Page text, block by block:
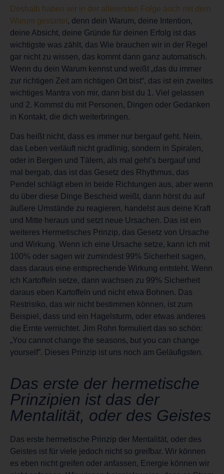
Deshalb haben wir in der allerersten Folge auch mit dem
Warum gestartet, denn dein Warum, deine Intention,
deine Absicht, deine Gründe für deinen Erfolg ist das
wichtigste was zählt, das Wie brauchen wir in der Regel
gar nicht zu wissen, das kommt dann ganz automatisch.
Wenn du dein Warum kennst und weißt „das du immer
zur richtigen Zeit am richtigen Ort bist“, das ist ein zweites
wichtiges Mantra von mir, dann bist du 1. Viel gelassen
und 2. Kommst du mit Personen, Dingen oder Gedanken
in Kontakt, die dich weiterbringen.
Das heißt nicht, dass es immer nur bergauf geht. Nein,
das Leben verläuft nicht gradlinig, sondern in Spiralen,
oder in Bergen und Tälern, als mal geht’s bergauf und
mal bergab, das ist das Gesetz des Rhythmus, das
Pendel schlägt eben in beide Richtungen aus, aber wenn
du über diese Dinge Bescheid weißt, dann hörst du auf
äußere Umstände zu reagieren, handelst aus deine Kraft
und Mitte heraus und setzt neue Ursachen. Das ist ein
weiteres Hermetisches Prinzip, das Gesetz von Ursache
und Wirkung. Wenn ich eine Ursache setze, kann ich mit
100% oder sagen wir zumindest 99% Sicherheit sagen,
dass daraus eine entsprechende Wirkung entsteht. Wenn
ich Kartoffeln setze, dann wachsen zu 99% Sicherheit
daraus eben Kartoffeln und nicht etwa Bohnen. Das
Restrisiko, das wir nicht bestimmen können, ist zum
Beispiel, dass und ein Hagelsturm, oder etwas anderes
die Ernte vernichtet. Jim Rohn formuliert das so schön:
„You cannot change the seasons, but you can change
yourself”. Dieses Prinzip ist uns noch am Geläufigsten.
Das erste der hermetische
Prinzipien ist das der
Mentalität, oder des Geistes
Das erste hermetische Prinzip der Mentalität, oder des
Geistes ist für viele jedoch nicht so greifbar. Wir können
es eben nicht greifen oder anfassen, Energie können wir